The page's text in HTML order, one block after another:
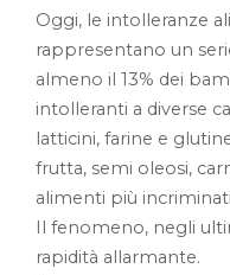
Oggi, le intolleranze
rappresentano un
almeno il 13% dei
intolleranti a diverse
latticini, farine e
frutta, semi oleosi,
alimenti più
Il fenomeno, negli
rapidità allarmante.